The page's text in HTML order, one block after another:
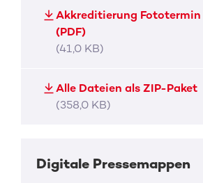
Akkreditierung Fototermin
(PDF)
(41,0 KB)
Alle Dateien als ZIP-Paket
(358,0 KB)
Digitale Pressemappen